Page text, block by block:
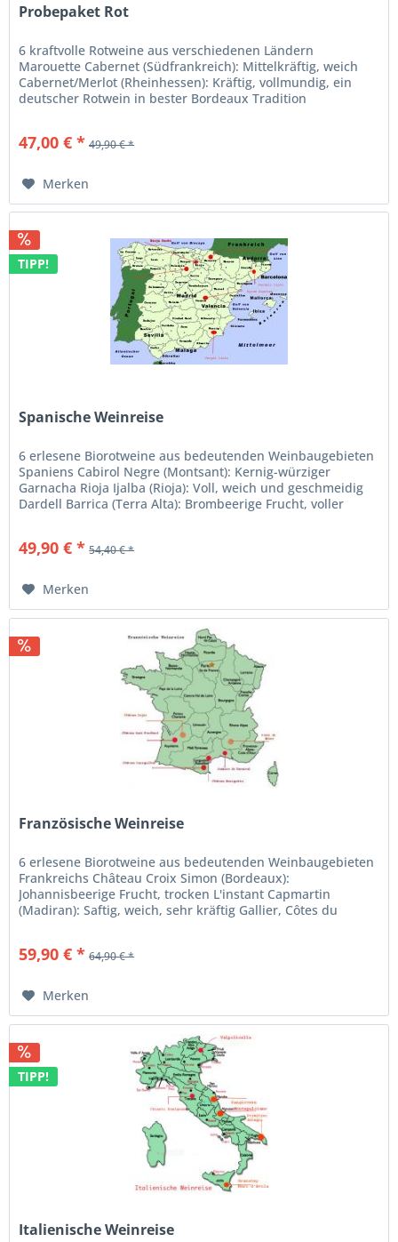
Probepaket Rot
6 kraftvolle Rotweine aus verschiedenen Ländern
Marouette Cabernet (Südfrankreich): Mittelkräftig, weich
Cabernet/Merlot (Rheinhessen): Kräftig, vollmundig, ein
deutscher Rotwein in bester Bordeaux Tradition
47,00 € * 49,90 € *
Merken
TIPP!
Spanische Weinreise
6 erlesene Biorotweine aus bedeutenden Weinbaugebieten
Spaniens Cabirol Negre (Montsant): Kernig-würziger
Garnacha Rioja Ijalba (Rioja): Voll, weich und geschmeidig
Dardell Barrica (Terra Alta): Brombeerige Frucht, voller
49,90 € * 54,40 € *
Merken
Französische Weinreise
6 erlesene Biorotweine aus bedeutenden Weinbaugebieten
Frankreichs Château Croix Simon (Bordeaux):
Johannisbeerige Frucht, trocken L'instant Capmartin
(Madiran): Saftig, weich, sehr kräftig Gallier, Côtes du
59,90 € * 64,90 € *
Merken
TIPP!
Italienische Weinreise